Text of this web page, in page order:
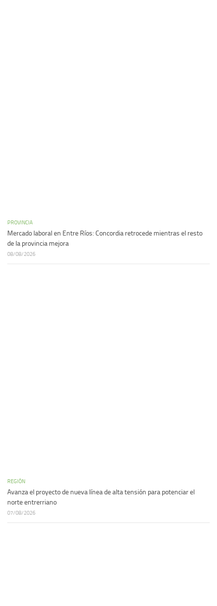
PROVINCIA
Mercado laboral en Entre Ríos: Concordia retrocede mientras el resto
de la provincia mejora
08/08/2026
REGIÓN
Avanza el proyecto de nueva línea de alta tensión para potenciar el
norte entrerriano
07/08/2026